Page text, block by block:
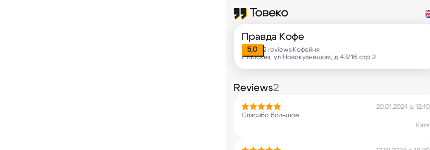
Правда Кофе
5,0 2 reviews•Кофейня
г Москва, ул Новокузнецкая, д 43/16 стр 2
Reviews2
20.01.2024 в 12:10
Спасибо большое
Катя